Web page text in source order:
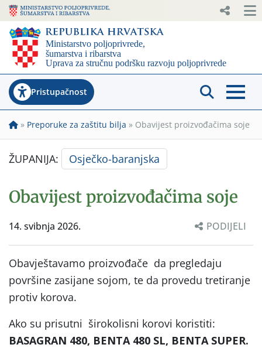
Pristupačnost
» Preporuke za zaštitu bilja » Obavijest proizvođačima soje
ŽUPANIJA: Osječko-baranjska
Obavijest proizvođačima soje
14. svibnja 2026. PODIJELI
Obavještavamo proizvođače da pregledaju
površine zasijane sojom, te da provedu tretiranje
protiv korova.
Ako su prisutni širokolisni korovi koristiti:
BASAGRAN 480, BENTA 480 SL, BENTA SUPER.